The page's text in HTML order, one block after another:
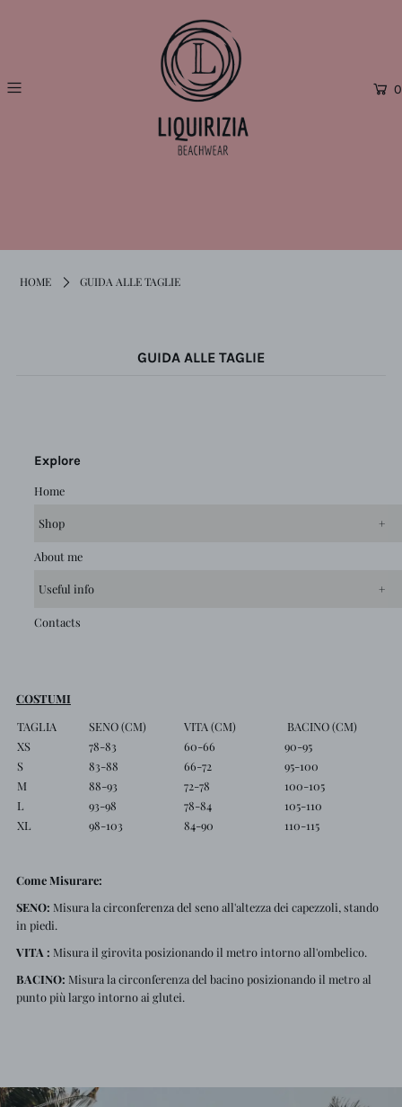
0
HOME GUIDA ALLE TAGLIE
GUIDA ALLE TAGLIE
Explore
Home
Shop
collections
categorie
About me
Useful info
Four useful tips for washing swimwear
Contacts
COSTUMI
TAGLIA
SENO (CM) VITA (CM)
BACINO (CM)
XS
78-83 60-66
90-95
S
83-88 66-72
95-100
M
88-93 72-78
100-105
L
93-98 78-84
105-110
XL
98-103 84-90 110-115
Come Misurare:
SENO: Misura la circonferenza del seno all'altezza dei capezzoli, stando
in piedi.
VITA : Misura il girovita posizionando il metro intorno all'ombelico.
BACINO: Misura la circonferenza del bacino posizionando il metro al
punto più largo intorno ai glutei.